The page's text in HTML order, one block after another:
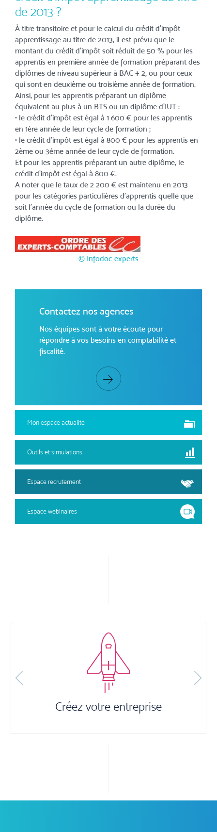
de 2013 ?
À titre transitoire et pour le calcul du crédit d’impôt
apprentissage au titre de 2013, il est prévu que le
montant du crédit d’impôt soit réduit de 50 % pour les
apprentis en première année de formation préparant des
diplômes de niveau supérieur à BAC + 2, ou pour ceux
qui sont en deuxième ou troisième année de formation.
Ainsi, pour les apprentis préparant un diplôme
équivalent au plus à un BTS ou un diplôme d’IUT :
• le crédit d’impôt est égal à 1 600 € pour les apprentis
en 1ère année de leur cycle de formation ;
• le crédit d’impôt est égal à 800 € pour les apprentis en
2ème ou 3ème année de leur cycle de formation.
Et pour les apprentis préparant un autre diplôme, le
crédit d’impôt est égal à 800 €.
A noter que le taux de 2 200 € est maintenu en 2013
pour les catégories particulières d’apprentis quelle que
soit l’année du cycle de formation ou la durée du
diplôme.
© Infodoc-experts
Contactez nos agences
Nos équipes sont à votre écoute pour
répondre à vos besoins en comptabilité et
fiscalité.
Mon espace actualité
Outils et simulations
Espace recrutement
Espace webinaires